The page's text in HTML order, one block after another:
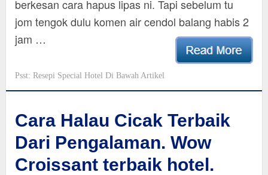
berkesan cara hapus lipas ni. Tapi sebelum tu
jom tengok dulu komen air cendol balang habis 2
jam …
Psst: Resepi Special Hotel Di Bawah Artikel
Cara Halau Cicak Terbaik
Dari Pengalaman. Wow
Croissant terbaik hotel.